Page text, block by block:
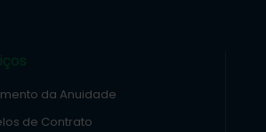
da Anuidade
de Contrato